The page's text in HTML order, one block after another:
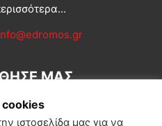
ΜΑΣ
cookies
ιστοσελίδα μας για να